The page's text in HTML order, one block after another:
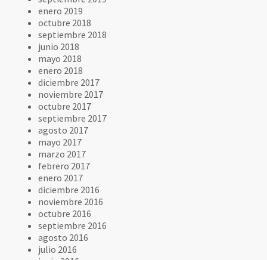
enero 2019
octubre 2018
septiembre 2018
junio 2018
mayo 2018
enero 2018
diciembre 2017
noviembre 2017
octubre 2017
septiembre 2017
agosto 2017
mayo 2017
marzo 2017
febrero 2017
enero 2017
diciembre 2016
noviembre 2016
octubre 2016
septiembre 2016
agosto 2016
julio 2016